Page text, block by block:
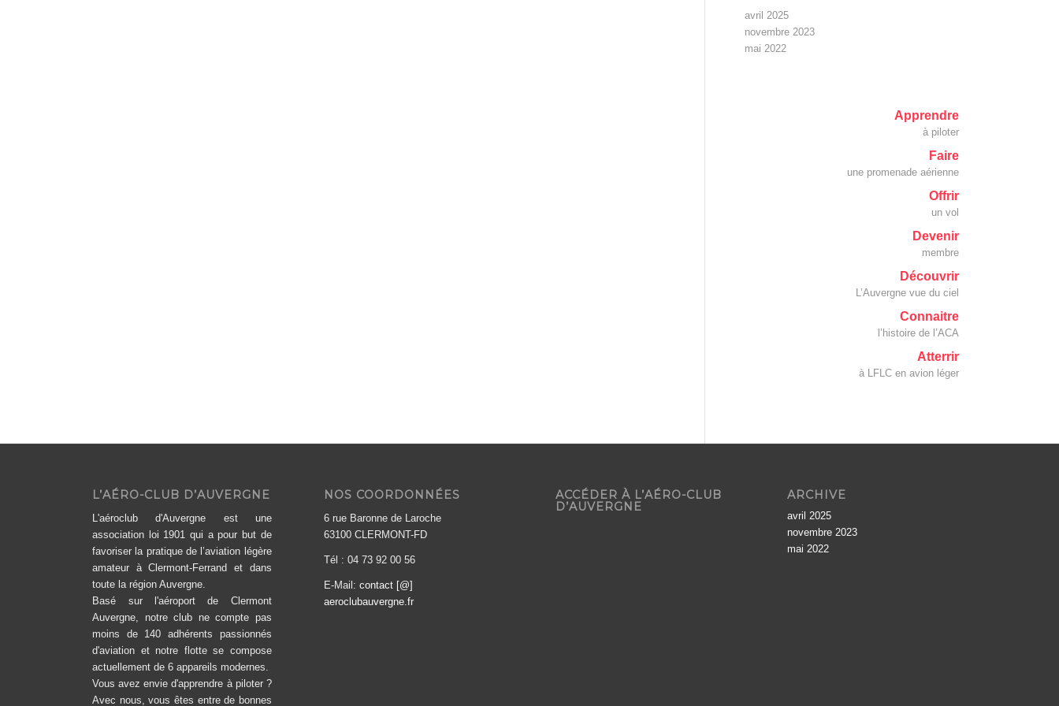
avril 2025
novembre 2023
mai 2022
Apprendre
à piloter
Faire
une promenade aérienne
Offrir
un vol
Devenir
membre
Découvrir
L’Auvergne vue du ciel
Connaitre
l’histoire de l’ACA
Atterrir
à LFLC en avion léger
L’AÉRO-CLUB D’AUVERGNE
L'aéroclub d'Auvergne est une
association loi 1901 qui a pour but de
favoriser la pratique de l’aviation légère
amateur à Clermont-Ferrand et dans
toute la région Auvergne.
Basé sur l'aéroport de Clermont
Auvergne, notre club ne compte pas
moins de 140 adhérents passionnés
d'aviation et notre flotte se compose
actuellement de 6 appareils modernes.
Vous avez envie d'apprendre à piloter ?
Avec nous, vous êtes entre de bonnes
NOS COORDONNÉES
6 rue Baronne de Laroche
63100 CLERMONT-FD
Tél : 04 73 92 00 56
E-Mail:contact [@]
aeroclubauvergne.fr
ACCÉDER À L’AÉRO-CLUB
D’AUVERGNE
ARCHIVE
avril 2025
novembre 2023
mai 2022